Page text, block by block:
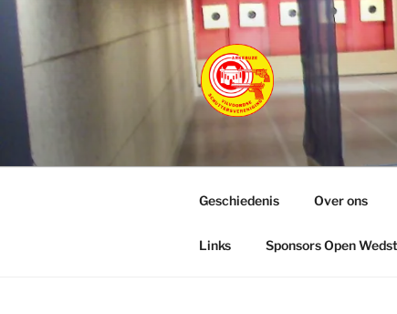
Ga
naar
inhoud
Vilvoordse
Geschiedenis Over ons
Links Sponsors Open